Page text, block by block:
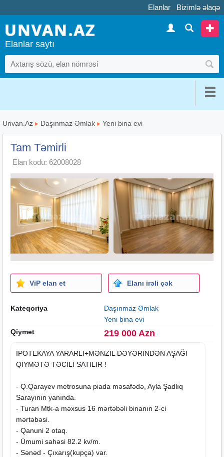
Elanlar Bizimlə əlaqə
Elanlar saytı
Unvan.Az ▸ Daşınmaz Əmlak ▸ Yeni bina evi
Tam Təmirli
Elan kodu: 62008028
ViP elan et Elanı irəli çək
Kateqoriya
Daşınmaz Əmlak
Yeni bina evi
Qiymət
219 000 Azn
İPOTEKAYA YARARLI+MƏNZİL DƏYƏRİNDƏN AŞAĞI
QİYMƏTƏ TƏCİLİ SATILIR !
- Q.Qarayev metrosuna piada məsafədə, Ayla Şadlıq
Sarayının yanında.
- Turan Mtk-a məxsus 16 mərtəbəli binanın 2-ci
mərtəbəsi.
- Qanuni 2 otaq.
- Ümumi sahəsi 82.2 kv/m.
- Sənəd - Çıxarış(kupça) var.